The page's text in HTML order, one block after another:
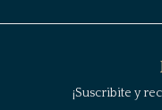
¡Suscribite y